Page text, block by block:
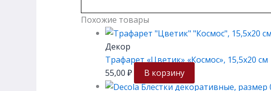
Похожие товары
Декор
Трафарет «Цветик» «Космос», 15,5х20 см
55,00 ₽ В корзину